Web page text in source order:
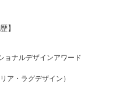
】
ョナルデザインアワード
ア・ラグデザイン）